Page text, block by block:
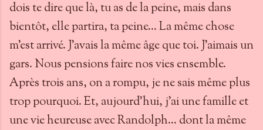
dois te dire que là, tu as de la peine, mais dans
bientôt, elle partira, ta peine... La même chose
m'est arrivé. J'avais la même âge que toi. J'aimais un
gars. Nous pensions faire nos vies ensemble.
Après trois ans, on a rompu, je ne sais même plus
trop pourquoi. Et, aujourd'hui, j'ai une famille et
une vie heureuse avec Randolph... dont la même